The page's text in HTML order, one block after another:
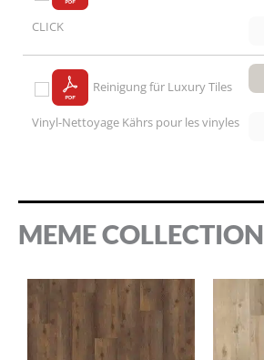
CLICK
Reinigung für Luxury Tiles
Vinyl-Nettoyage Kährs pour les vinyles
MEME COLLECTION